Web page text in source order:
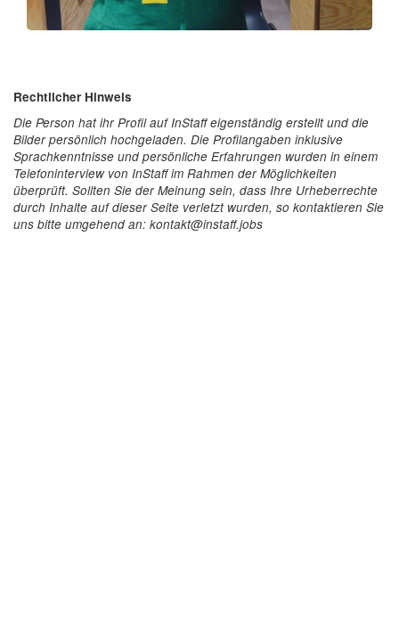
Rechtlicher Hinweis
Die Person hat ihr Profil auf InStaff eigenständig erstellt und die
Bilder persönlich hochgeladen. Die Profilangaben inklusive
Sprachkenntnisse und persönliche Erfahrungen wurden in einem
Telefoninterview von InStaff im Rahmen der Möglichkeiten
überprüft. Sollten Sie der Meinung sein, dass Ihre Urheberrechte
durch Inhalte auf dieser Seite verletzt wurden, so kontaktieren Sie
uns bitte umgehend an: kontakt@instaff.jobs